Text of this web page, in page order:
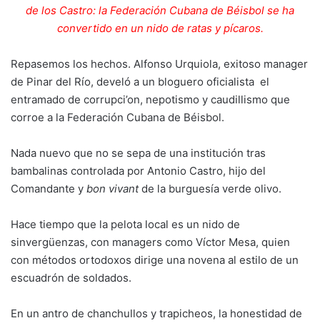
de los Castro: la Federación Cubana de Béisbol se ha
convertido en un nido de ratas y pícaros.
Repasemos los hechos. Alfonso Urquiola, exitoso manager
de Pinar del Río, develó a un bloguero oficialista el
entramado de corrupci’on, nepotismo y caudillismo que
corroe a la Federación Cubana de Béisbol.
Nada nuevo que no se sepa de una institución tras
bambalinas controlada por Antonio Castro, hijo del
Comandante y bon vivantde la burguesía verde olivo.
Hace tiempo que la pelota local es un nido de
sinvergüenzas, con managers como Víctor Mesa, quien
con métodos ortodoxos dirige una novena al estilo de un
escuadrón de soldados.
En un antro de chanchullos y trapicheos, la honestidad de